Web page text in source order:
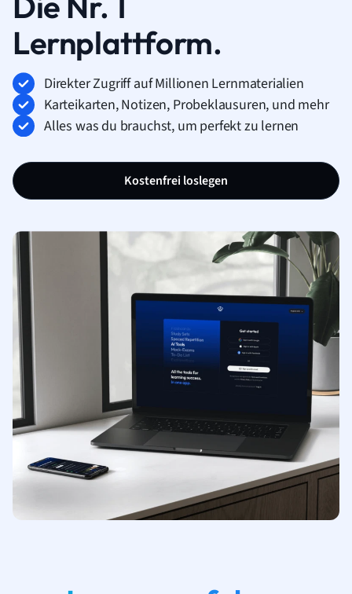
Lernplattform.
Direkter Zugriff auf Millionen Lernmaterialien
Karteikarten, Notizen, Probeklausuren, und mehr
Alles was du brauchst, um perfekt zu lernen
Kostenfrei loslegen